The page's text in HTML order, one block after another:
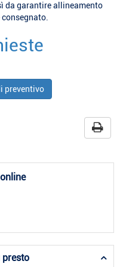
da garantire allineamento
preventivo
presto